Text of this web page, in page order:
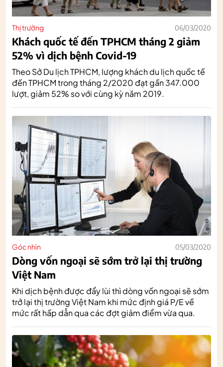
Thị trường 06/03/2020
Khách quốc tế đến TPHCM tháng 2 giảm
52% vì dịch bệnh Covid-19
Theo Sở Du lịch TPHCM, lượng khách du lịch quốc tế
đến TPHCM trong tháng 2/2020 đạt gần 347.000
lượt, giảm 52% so với cùng kỳ năm 2019.
Góc nhìn 05/03/2020
Dòng vốn ngoại sẽ sớm trở lại thị trường
Việt Nam
Khi dịch bệnh được đẩy lùi thì dòng vốn ngoại sẽ sớm
trở lại thị trường Việt Nam khi mức định giá P/E về
mức rất hấp dẫn qua các đợt giảm điểm vừa qua.